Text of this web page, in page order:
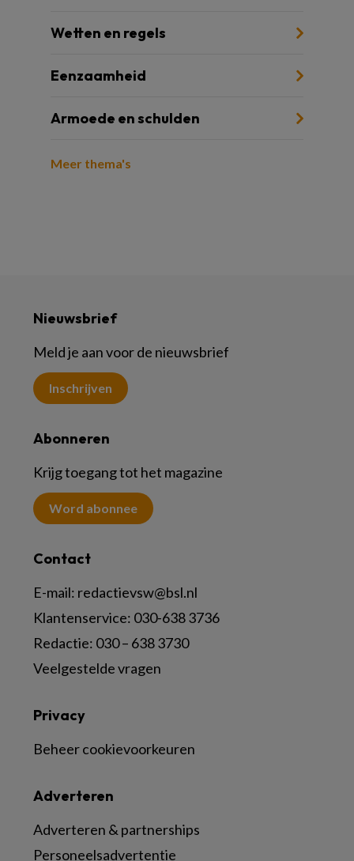
Wetten en regels
Eenzaamheid
Armoede en schulden
Meer thema's
Nieuwsbrief
Meld je aan voor de nieuwsbrief
Inschrijven
Abonneren
Krijg toegang tot het magazine
Word abonnee
Contact
E-mail: redactievsw@bsl.nl
Klantenservice: 030-638 3736
Redactie: 030 – 638 3730
Veelgestelde vragen
Adverteren
Adverteren & partnerships
Personeelsadvertentie
Privacy
Beheer cookievoorkeuren